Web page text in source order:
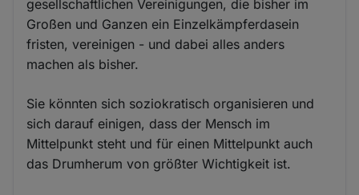
gesellschaftlichen Vereinigungen, die bisher im
Großen und Ganzen ein Einzelkämpferdasein
fristen, vereinigen - und dabei alles anders
machen als bisher.
Sie könnten sich soziokratisch organisieren und
sich darauf einigen, dass der Mensch im
Mittelpunkt steht und für einen Mittelpunkt auch
das Drumherum von größter Wichtigkeit ist.